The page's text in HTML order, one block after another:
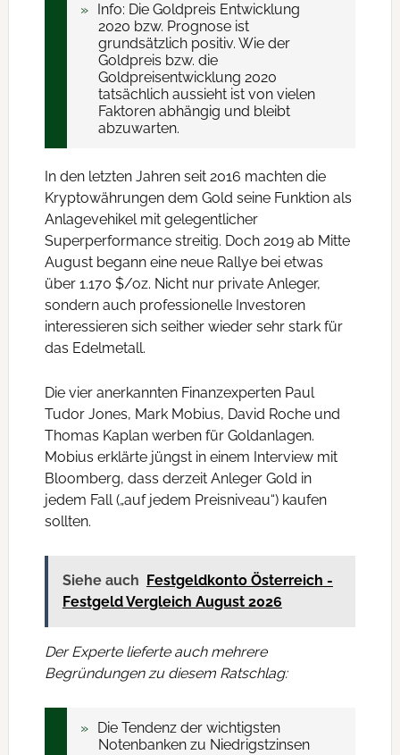
Info: Die Goldpreis Entwicklung
2020 bzw. Prognose ist
grundsätzlich positiv. Wie der
Goldpreis bzw. die
Goldpreisentwicklung 2020
tatsächlich aussieht ist von vielen
Faktoren abhängig und bleibt
abzuwarten.
In den letzten Jahren seit 2016 machten die
Kryptowährungen dem Gold seine Funktion als
Anlagevehikel mit gelegentlicher
Superperformance streitig. Doch 2019 ab Mitte
August begann eine neue Rallye bei etwas
über 1.170 $/oz. Nicht nur private Anleger,
sondern auch professionelle Investoren
interessieren sich seither wieder sehr stark für
das Edelmetall.
Die vier anerkannten Finanzexperten Paul
Tudor Jones, Mark Mobius, David Roche und
Thomas Kaplan werben für Goldanlagen.
Mobius erklärte jüngst in einem Interview mit
Bloomberg, dass derzeit Anleger Gold in
jedem Fall („auf jedem Preisniveau“) kaufen
sollten.
Siehe auch
Festgeldkonto Österreich -
Festgeld Vergleich August 2026
Der Experte lieferte auch mehrere
Begründungen zu diesem Ratschlag:
Die Tendenz der wichtigsten
Notenbanken zu Niedrigstzinsen